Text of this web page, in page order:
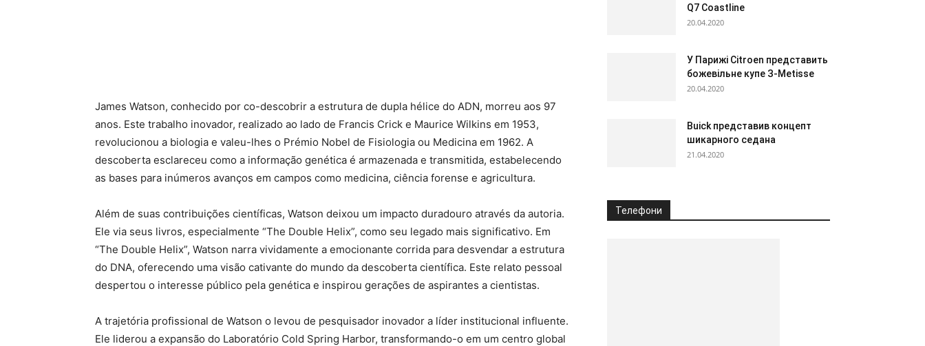
James Watson, conhecido por co-descobrir a estrutura de dupla hélice do ADN, morreu aos 97
anos. Este trabalho inovador, realizado ao lado de Francis Crick e Maurice Wilkins em 1953,
revolucionou a biologia e valeu-lhes o Prémio Nobel de Fisiologia ou Medicina em 1962. A
descoberta esclareceu como a informação genética é armazenada e transmitida, estabelecendo
as bases para inúmeros avanços em campos como medicina, ciência forense e agricultura.
Além de suas contribuições científicas, Watson deixou um impacto duradouro através da autoria.
Ele via seus livros, especialmente “The Double Helix”, como seu legado mais significativo. Em
“The Double Helix”, Watson narra vividamente a emocionante corrida para desvendar a estrutura
do DNA, oferecendo uma visão cativante do mundo da descoberta científica. Este relato pessoal
despertou o interesse público pela genética e inspirou gerações de aspirantes a cientistas.
A trajetória profissional de Watson o levou de pesquisador inovador a líder institucional influente.
Ele liderou a expansão do Laboratório Cold Spring Harbor, transformando-o em um centro global
Q7 Coastline
20.04.2020
У Парижі Citroen представить
божевільне купе З-Metisse
20.04.2020
Buick представив концепт
шикарного седана
21.04.2020
Телефони